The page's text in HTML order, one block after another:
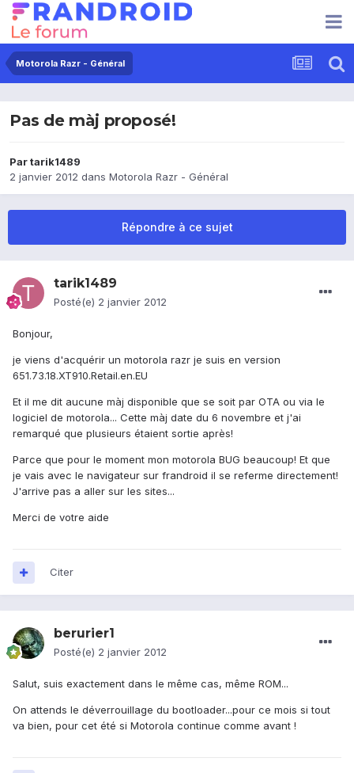
Motorola Razr - Général
Pas de màj proposé!
Partarik1489
2 janvier 2012 dans Motorola Razr - Général
Répondre à ce sujet
tarik1489
Posté(e) 2 janvier 2012
Bonjour,
je viens d'acquérir un motorola razr je suis en version
651.73.18.XT910.Retail.en.EU
Et il me dit aucune màj disponible que se soit par OTA ou via le
logiciel de motorola... Cette màj date du 6 novembre et j'ai
remarqué que plusieurs étaient sortie après!
Parce que pour le moment mon motorola BUG beaucoup! Et que
je vais avec le navigateur sur frandroid il se referme directement!
J'arrive pas a aller sur les sites...
Merci de votre aide
Citer
berurier1
Posté(e) 2 janvier 2012
Salut, suis exactement dans le même cas, même ROM...
On attends le déverrouillage du bootloader...pour ce mois si tout
va bien, pour cet été si Motorola continue comme avant !